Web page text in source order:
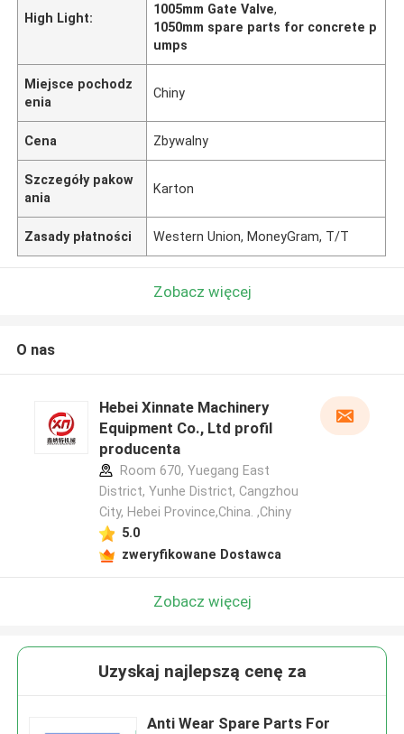
High Light:
1005mm Gate Valve,
1050mm spare parts for concrete p
umps
Miejsce pochodz
enia
Chiny
Cena Zbywalny
Szczegóły pakow
ania
Karton
Zasady płatności Western Union, MoneyGram, T/T
Zobacz więcej
O nas
Hebei Xinnate Machinery
Equipment Co., Ltd profil
producenta
Room 670, Yuegang East
District, Yunhe District, Cangzhou
City, Hebei Province,China. ,Chiny
5.0
zweryfikowane Dostawca
Zobacz więcej
Uzyskaj najlepszą cenę za
Anti Wear Spare Parts For